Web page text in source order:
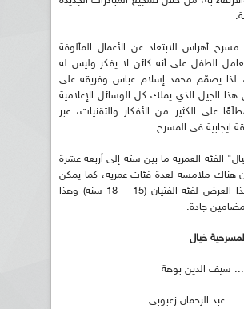
أهراس للابتعاد عن الأعمال المألوفة
الطفل على أنه كائن لا يفكر وليس له
لذا يصمّم محمد إسلام عباس وفريقه على
هذا الجيل الذي يملك كل الوسائل الإعلامية
على الكثير من الأفكار والتقنيات، عبر
ايجابية في المسرح.
الفئة العمرية ما بين ستة إلى أربعة عشرة
هناك ملامسة لعدة فئات عمرية، كما يمكن
أيضا تقديم هذا العرض لفئة الفتيان (15 – 18 سنة) وهذا
مضامين جادة.
خيال
سيف الدين بوهة
عبد الرحمان زعبوبي